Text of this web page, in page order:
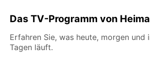
Das TV-Programm von
Erfahren Sie, was heute, morgen und
Tagen läuft.